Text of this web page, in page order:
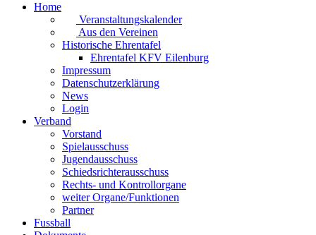
Home
Veranstaltungskalender
Aus den Vereinen
Historische Ehrentafel
Ehrentafel KFV Eilenburg
Impressum
Datenschutzerklärung
News
Login
Verband
Vorstand
Spielausschuss
Jugendausschuss
Schiedsrichterausschuss
Rechts- und Kontrollorgane
weiter Organe/Funktionen
Partner
Fussball